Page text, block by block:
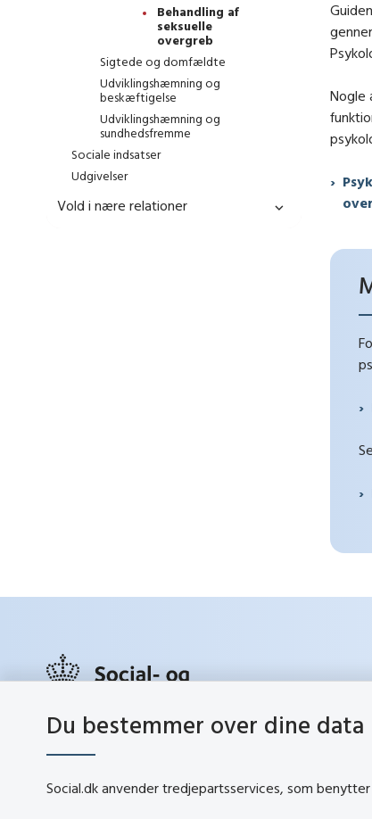
Behandling af
seksuelle
overgreb
Sigtede og domfældte
Udviklingshæmning og
beskæftigelse
Udviklingshæmning og
sundhedsfremme
Sociale indsatser
Udgivelser
Vold i nære relationer
Nogle
Lerchesgade 35, 5
Du bestemmer over dine data
Social.dk anvender tredjepartsservices, som